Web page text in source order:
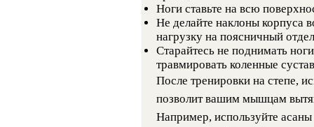
Ноги ставьте на всю
Не делайте наклоны корпуса
нагрузку на поясничный
Старайтесь не поднимать
травмировать коленные
После тренировки на степе,
позволит вашим мышцам
Например, используйте